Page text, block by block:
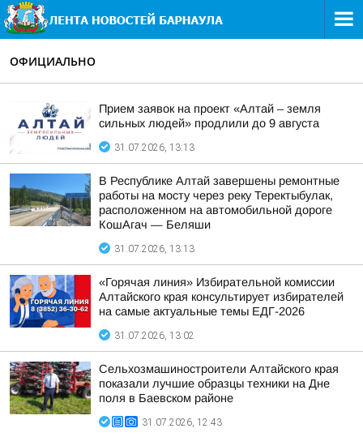
ОФИЦИАЛЬНО
Прием заявок на проект «Алтай – земля
сильных людей» продлили до 9 августа
31.07.2026, 13:13
В Республике Алтай завершены ремонтные
работы на мосту через реку Теректыбулак,
расположенном на автомобильной дороге
КошАгач — Беляши
31.07.2026, 13:13
«Горячая линия» Избирательной комиссии
Алтайского края консультирует избирателей
на самые актуальные темы ЕДГ-2026
31.07.2026, 13:02
Сельхозмашиностроители Алтайского края
показали лучшие образцы техники на Дне
поля в Баевском районе
31.07.2026, 12:43